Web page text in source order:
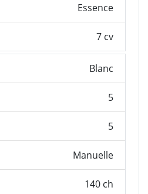
Essence
7 cv
Blanc
5
5
Manuelle
140 ch